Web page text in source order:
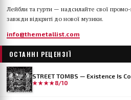
Лейбли та гурти — надсилайте свої
завжди відкриті до нової музики.
info@themetallist.com
ОСТАННІ РЕЦЕНЗІЇ
STREET TOMBS — Existence Is
★★★★8/10